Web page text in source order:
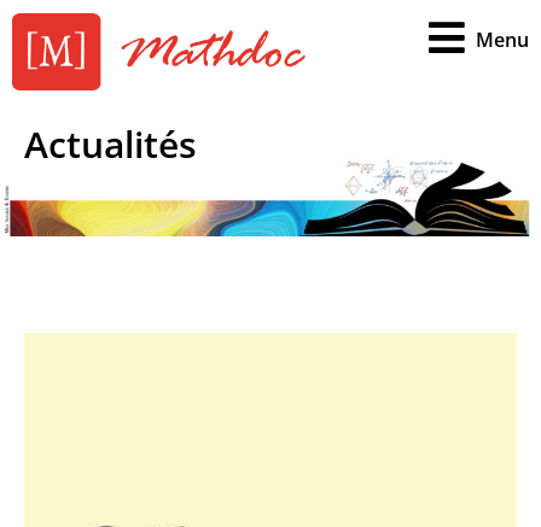
Menu
Actualités